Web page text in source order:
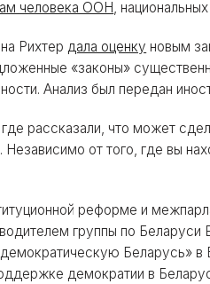
человека ООН ,
Рихтер дала оценку новым
«законы»
Анализ был передан
где рассказали, что может
от того, где вы
реформе и
группы по
Беларусь»
демократии в